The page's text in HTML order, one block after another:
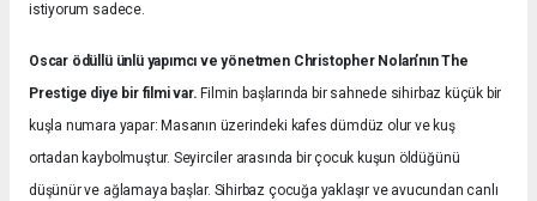
istiyorum sadece.
Oscar ödüllü ünlü yapımcı ve yönetmen Christopher Nolan’nın The
Prestige diye bir filmi var. Filmin başlarında bir sahnede sihirbaz küçük bir
kuşla numara yapar: Masanın üzerindeki kafes dümdüz olur ve kuş
ortadan kaybolmuştur. Seyirciler arasında bir çocuk kuşun öldüğünü
düşünür ve ağlamaya başlar. Sihirbaz çocuğa yaklaşır ve avucundan canlı